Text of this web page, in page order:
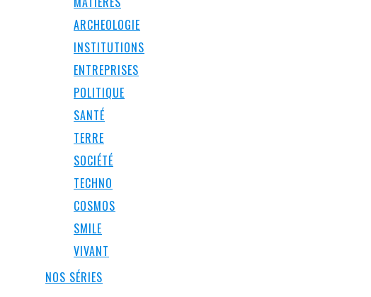
ARCHEOLOGIE
INSTITUTIONS
ENTREPRISES
POLITIQUE
SANTÉ
TERRE
SOCIÉTÉ
TECHNO
COSMOS
SMILE
VIVANT
NOS SÉRIES